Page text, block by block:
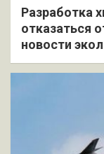
Разработка
отказаться
новости